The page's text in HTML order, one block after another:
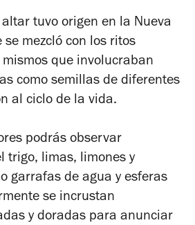
tuvo origen en la Nueva
se mezcló con los ritos
que involucraban
como semillas de diferentes
al ciclo de la vida.
podrás observar
trigo, limas, limones y
garrafas de agua y esferas
se incrustan
y doradas para anunciar